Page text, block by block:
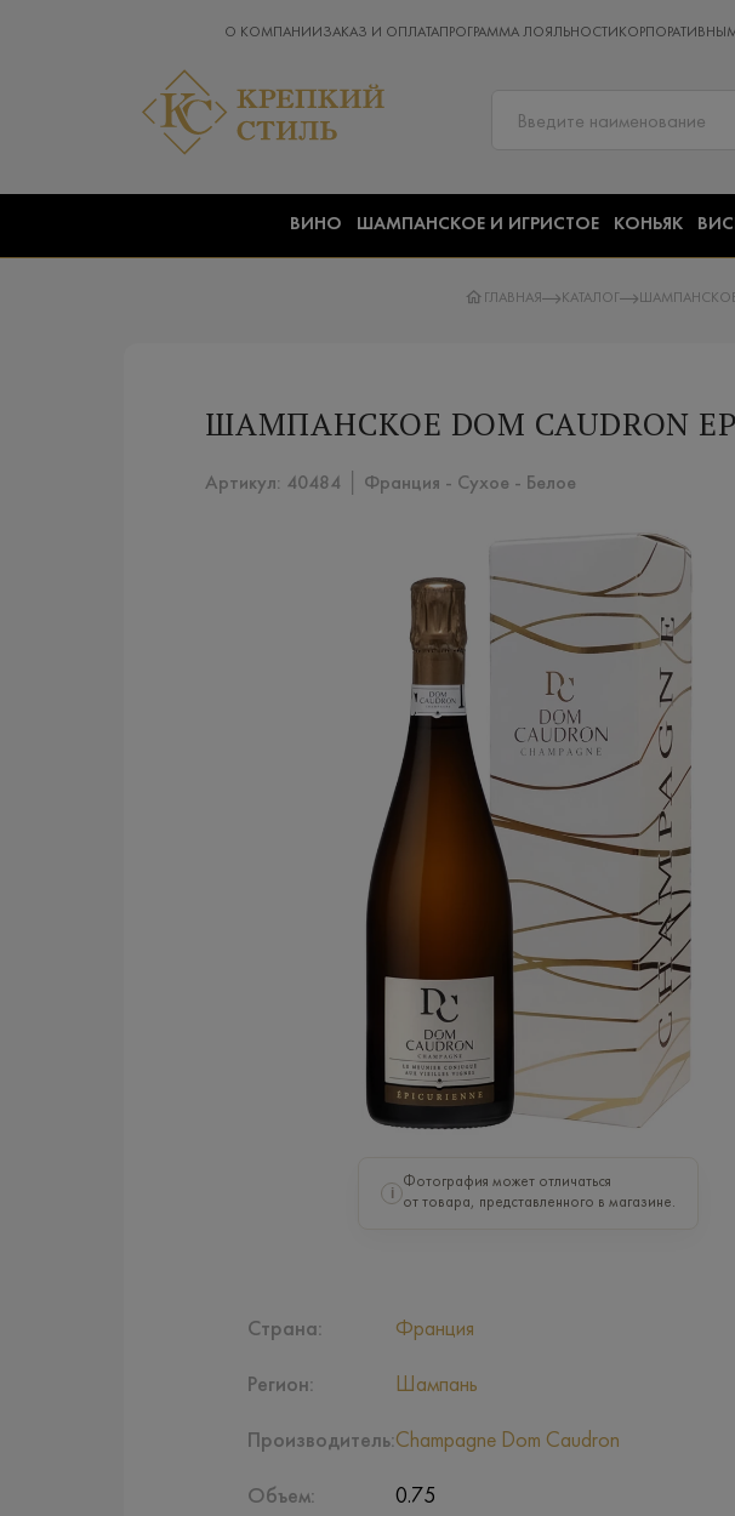
О КОМПАНИИ ЗАКАЗ И ОПЛАТАПРОГРАММА ЛОЯЛЬНОСТИ
ВИНО ШАМПАНСКОЕ И ИГРИСТОЕ КОНЬЯК
ГЛАВНАЯ КАТАЛОГ
ШАМПАНСКОЕ DOM CAUDRON
Артикул: 40484 │ Франция - Сухое - Белое
i
Фотография может отличаться
от товара, представленного в магазине.
Страна:
Регион:
Производитель:
Объем:
Франция
Шампань
Champagne Dom Caudron
0.75